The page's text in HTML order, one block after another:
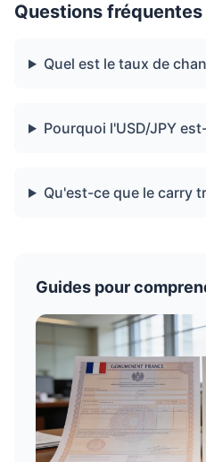
Questions fréquentes
Quel est le taux de
Pourquoi l'USD/JPY
Qu'est-ce que le carry
Guides pour